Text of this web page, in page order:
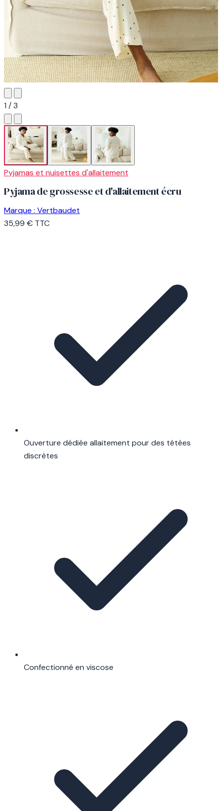
1 / 3
Pyjamas et nuisettes d'allaitement
Pyjama de grossesse et d'allaitement écru
Marque : Vertbaudet
35,99 € TTC
Ouverture dédiée allaitement pour des tétées
discrètes
Confectionné en viscose